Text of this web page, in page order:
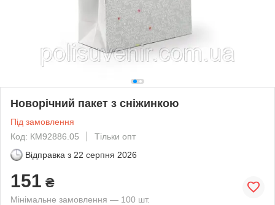
Новорічний пакет з сніжинкою
Під замовлення
Код: КМ92886.05
Тільки опт
Відправка з 22 серпня 2026
151 ₴
Мінімальне замовлення — 100 шт.